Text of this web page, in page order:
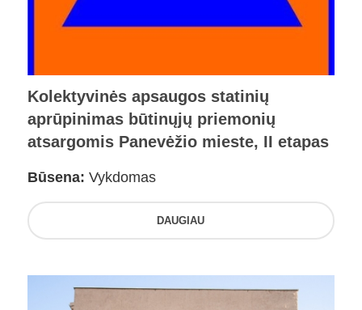
Kolektyvinės apsaugos statinių
aprūpinimas būtinųjų priemonių
atsargomis Panevėžio mieste, II etapas
Būsena: Vykdomas
DAUGIAU